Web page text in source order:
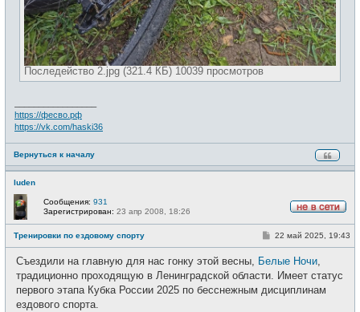
Последейство 2.jpg (321.4 КБ) 10039 просмотров
https://фесво.рф
https://vk.com/haski36
Вернуться к началу
luden
в
с
Сообщения: 931
Зарегистрирован: 23 апр 2008, 18:26
Тренировки по ездовому спорту
С
б
н
22 май 2025, 19:43
Съездили на главную для нас гонку этой весны, Белые Ночи,
традиционно проходящую в Ленинградской области. Имеет статус
первого этапа Кубка России 2025 по бесснежным дисциплинам
ездового спорта.